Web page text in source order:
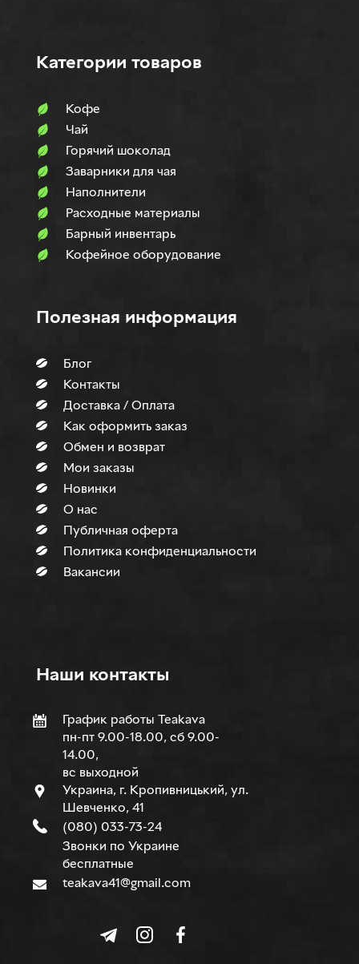
Категории товаров
Кофе
Чай
Горячий шоколад
Заварники для чая
Наполнители
Расходные материалы
Барный инвентарь
Кофейное оборудование
Полезная информация
Блог
Контакты
Доставка / Оплата
Как оформить заказ
Обмен и возврат
Мои заказы
Новинки
О нас
Публичная оферта
Политика конфиденциальности
Вакансии
Наши контакты
График работы Teakava
пн-пт 9.00-18.00, сб 9.00-
14.00,
вс выходной
Украина, г. Кропивницький, ул.
Шевченко, 41
(080) 033-73-24
Звонки по Украине
бесплатные
teakava41@gmail.com